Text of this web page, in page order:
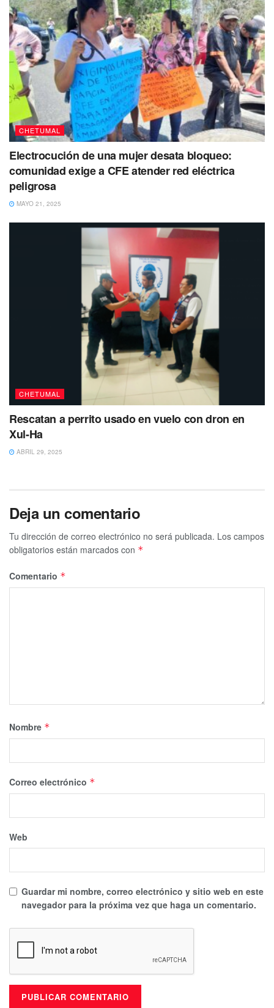
CHETUMAL
Electrocución de una mujer desata bloqueo:
comunidad exige a CFE atender red eléctrica
peligrosa
MAYO 21, 2025
CHETUMAL
Rescatan a perrito usado en vuelo con dron en
Xul-Ha
ABRIL 29, 2025
Deja un comentario
Tu dirección de correo electrónico no será publicada. Los campos
obligatorios están marcados con *
Comentario *
Nombre *
Correo electrónico *
Web
Guardar mi nombre, correo electrónico y sitio web en este
navegador para la próxima vez que haga un comentario.